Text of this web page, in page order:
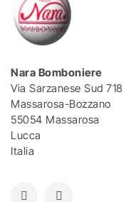
Nara Bomboniere
Via Sarzanese Sud 718
Massarosa-Bozzano
55054 Massarosa
Lucca
Italia